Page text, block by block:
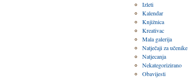
Izleti
Kalendar
Knjižnica
Kreativac
Mala galerija
Natječaji za učenike
Natjecanja
Nekategorizirano
Obavijesti